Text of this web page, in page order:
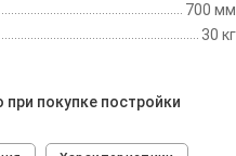
700 мм
30 кг
покупке постройки